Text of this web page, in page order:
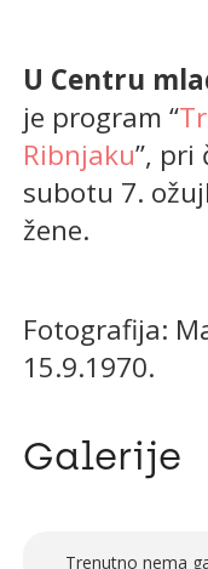
U Centru
je program “
Ribnjaku”, pri
subotu 7.
žene.
Fotografija:
15.9.1970.
Galerije
Trenutno nema